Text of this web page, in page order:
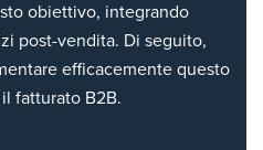
obiettivo, integrando
post-vendita. Di seguito,
efficacemente questo
fatturato B2B.